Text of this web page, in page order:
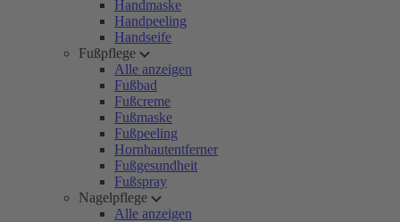
Handmaske
Handpeeling
Handseife
Fußpflege
Alle anzeigen
Fußbad
Fußcreme
Fußmaske
Fußpeeling
Hornhautentferner
Fußgesundheit
Fußspray
Nagelpflege
Alle anzeigen